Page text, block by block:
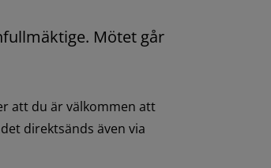
Mötet går
att du är välkommen att
direktsänds även via